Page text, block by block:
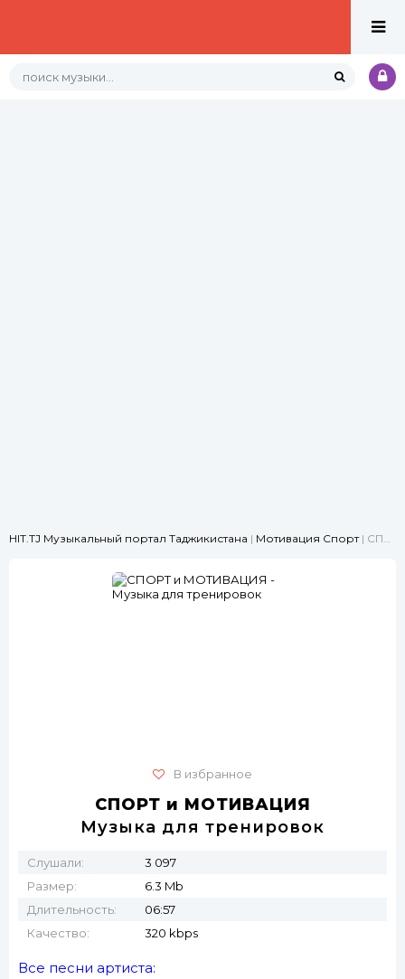
HIT.TJ Музыкальный портал Таджикистана | Мотивация Спорт| СПОРТ и МОТИВАЦИЯ - Музыка для тренировок
В избранное
СПОРТ и МОТИВАЦИЯ
Музыка для тренировок
Слушали:
3 097
Размер:
6.3 Mb
Длительность:
06:57
Качество:
320 kbps
Все песни артиста: